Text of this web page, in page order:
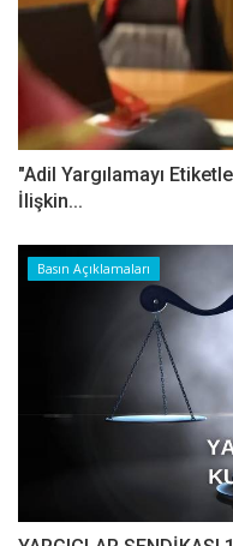
"Adil Yargılamayı
İlişkin...
Basın Açıklamaları